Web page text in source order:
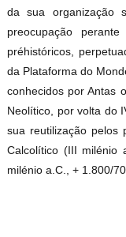
da sua organização
preocupação
préhistóricos,
da Plataforma do
conhecidos por Antas
Neolítico, por volta do
sua reutilização pelos
Calcolítico (III milénio
milénio a.C., + 1.800/